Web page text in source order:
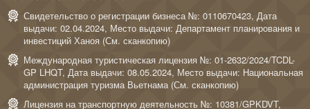
Свидетельство о регистрации бизнеса №: 0110670423, Дата
выдачи: 02.04.2024, Место выдачи: Департамент планирования и
инвестиций Ханоя (См. сканкопию)
Международная туристическая лицензия №: 01-2632/2024/TCDL-
GP LHQT, Дата выдачи: 08.05.2024, Место выдачи: Национальная
администрация туризма Вьетнама (См. сканкопию)
Лицензия на транспортную деятельность №: 10381/GPKDVT,